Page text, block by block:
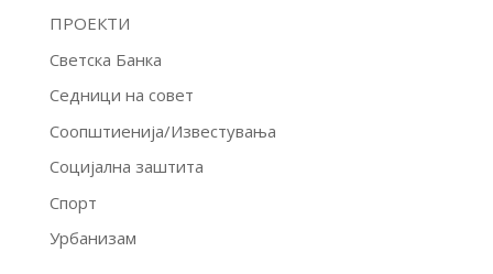
ПРОЕКТИ
Светска Банка
Седници на совет
Соопштиенија/Известувања
Социјална заштита
Спорт
Урбанизам